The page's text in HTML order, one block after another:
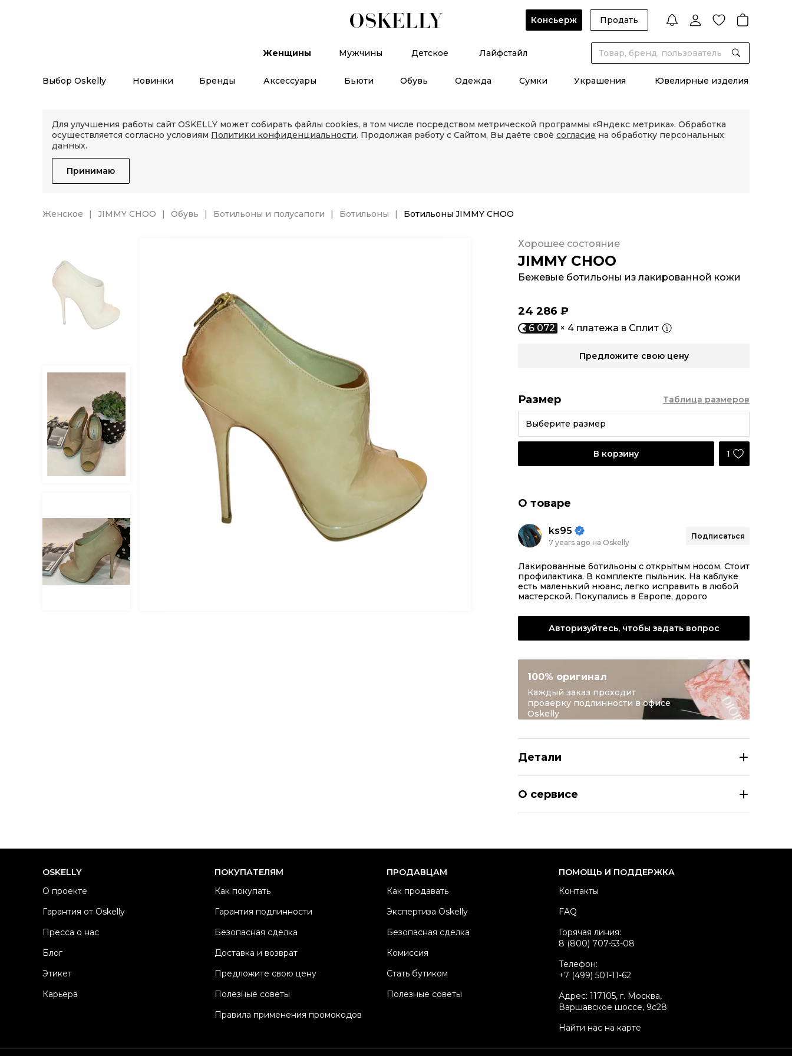
Консьерж Продать
Женщины Мужчины Детское Лайфстайл
Выбор Oskelly Новинки Бренды Аксессуары Бьюти Обувь Одежда Сумки Украшения Ювелирные изделия
Для улучшения работы сайт OSKELLY может собирать файлы cookies, в том числе посредством метрической программы «Яндекс метрика». Обработка
осуществляется согласно условиям Политики конфиденциальности. Продолжая работу с Сайтом, Вы даёте своё согласие на обработку персональных
данных.
Принимаю
Женское JIMMY CHOO Обувь Ботильоны и полусапоги Ботильоны Ботильоны JIMMY CHOO
JIMMY CHOO
Бежевые ботильоны из лакированной кожи
Хорошее состояние
24 286 ₽
6 072 × 4 платежа в Сплит
Предложите свою цену
Размер
Выберите размер
Таблица размеров
В корзину 1
О товаре
ks95
7 years ago на Oskelly
Подписаться
Лакированные ботильоны с открытым носом. Стоит
профилактика. В комплекте пыльник. На каблуке
есть маленький нюанс, легко исправить в любой
мастерской. Покупались в Европе, дорого
Авторизуйтесь, чтобы задать вопрос
100% оригинал
Каждый заказ проходит
проверку подлинности в офисе
Oskelly
Детали
Состояние товара
Oskelly ID
О сервисе
OSKELLY
О проекте
Гарантия от Oskelly
Пресса о нас
Блог
Этикет
Карьера
ПОКУПАТЕЛЯМ
Как покупать
Гарантия подлинности
Безопасная сделка
Доставка и возврат
Предложите свою цену
Полезные советы
Правила применения промокодов
ПРОДАВЦАМ
Как продавать
Экспертиза Oskelly
Безопасная сделка
Комиссия
Стать бутиком
Полезные советы
ПОМОЩЬ И ПОДДЕРЖКА
Контакты
FAQ
Горячая линия:
8 (800) 707-53-08
Телефон:
+7 (499) 501-11-62
Адрес: 117105, г. Москва,
Варшавское шоссе, 9с28
Найти нас на карте